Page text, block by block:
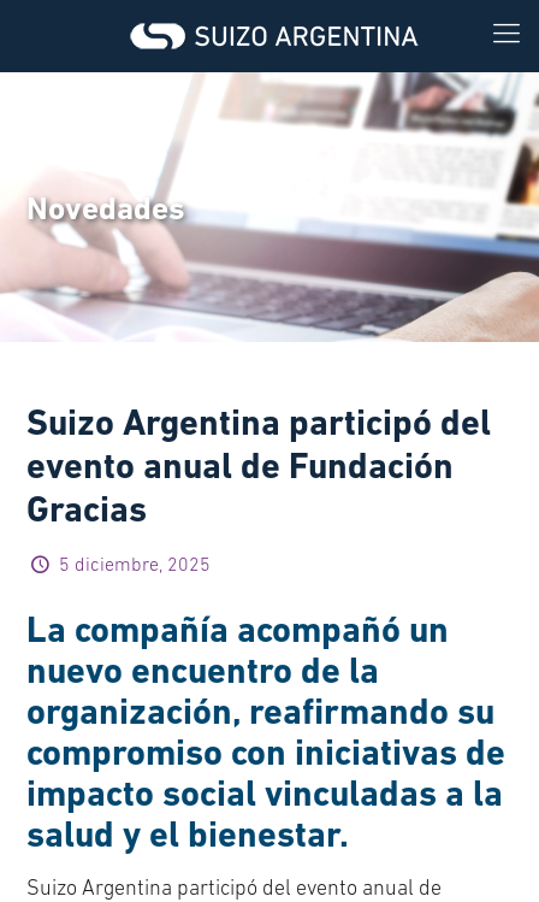
Novedades
Suizo Argentina participó del
evento anual de Fundación
Gracias
5 diciembre, 2025
La compañía acompañó un
nuevo encuentro de la
organización, reafirmando su
compromiso con iniciativas de
impacto social vinculadas a la
salud y el bienestar.
Suizo Argentina participó del evento anual de